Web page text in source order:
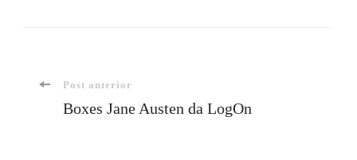
Navegação
Post anterior
Boxes Jane Austen da LogOn